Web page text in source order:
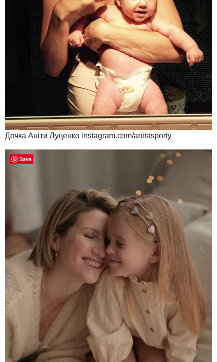
Дочка Аніти Луценко instagram.com/anitasporty
Save